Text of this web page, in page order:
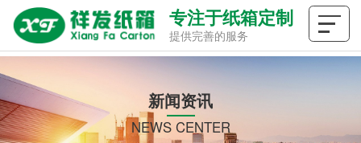
专注于纸箱定制
提供完善的服务
新闻资讯
NEWS CENTER